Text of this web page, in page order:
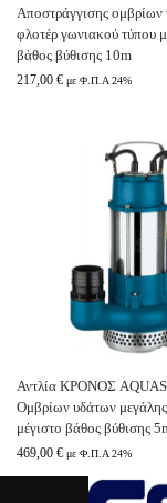
Αποστράγγισης ομβρίων
φλοτέρ γωνιακού τύπου
βάθος βύθισης 10m
217,00 € με Φ.Π.Α 24%
Αντλία ΚΡΟΝΟΣ
Ομβρίων υδάτων
μέγιστο βάθος βύθισης
469,00 € με Φ.Π.Α 24%